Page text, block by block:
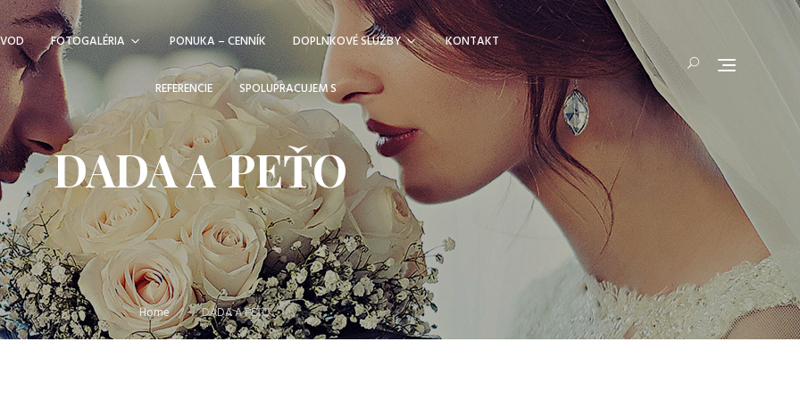
FOTOGALÉRIA PONUKA – CENNÍK DOPLNKOVÉ SLUŽBY KONTAKT
REFERENCIE SPOLUPRACUJEM S
DADA A PEŤO
Home DADA A PEŤO